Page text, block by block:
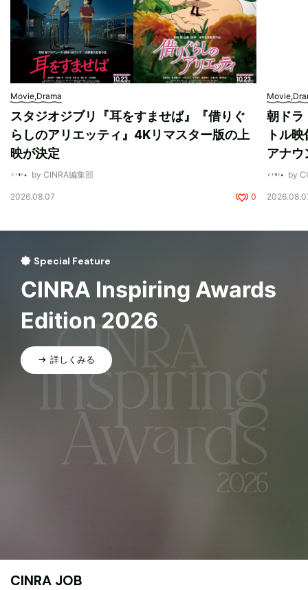
Movie,Drama
スタジオジブリ『耳をすませば』『借りぐ
らしのアリエッティ』4Kリマスター版の上
映が決定
by CINRA編集部
2026.08.07 0
朝ドラ
トル
アナウ
by
Special Feature
CINRA Inspiring Awards
Edition 2026
詳しくみる
CINRA JOB